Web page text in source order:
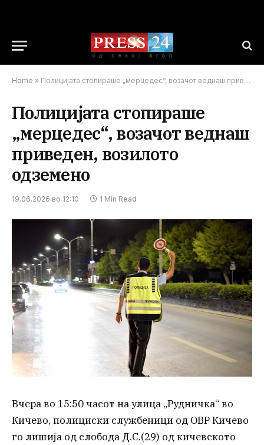
Home » Полицијата стопираше „мерцедес“, возачот веднаш приведен, возилото одземено
Полицијата стопираше
„мерцедес“, возачот веднаш
приведен, возилото
одземено
19.06.2026 во 12:10 1 Min Read
Вчера во 15:50 часот на улица „Рудничка“ во
Кичево, полициски службеници од ОВР Кичево
го лишија од слобода Д.С.(29) од кичевското